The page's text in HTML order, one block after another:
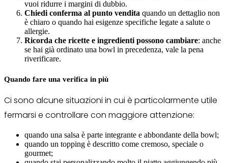
vuoi ridurre i margini di dubbio.
Chiedi conferma al punto vendita quando un dettaglio non
è chiaro o quando hai esigenze specifiche legate a salute o
allergie.
Ricorda che ricette e ingredienti possono cambiare: anche
se hai già ordinato una bowl in precedenza, vale la pena
riverificare.
Quando fare una verifica in più
Ci sono alcune situazioni in cui è particolarmente utile
fermarsi e controllare con maggiore attenzione:
quando una salsa è parte integrante e abbondante della bowl;
quando un topping è descritto come cremoso, speciale o
gourmet;